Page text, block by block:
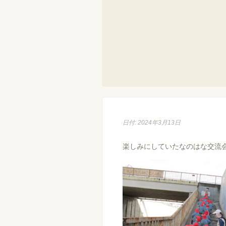
日付: 2024年3月13日
楽しみにしていたなのはな交流